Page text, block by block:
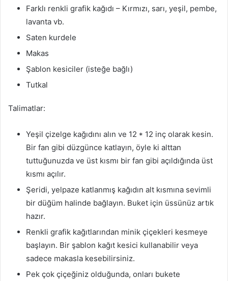
Farklı renkli grafik kağıdı – Kırmızı, sarı, yeşil, pembe,
lavanta vb.
Saten kurdele
Makas
Şablon kesiciler (isteğe bağlı)
Tutkal
Talimatlar:
Yeşil çizelge kağıdını alın ve 12 * 12 inç olarak kesin.
Bir fan gibi düzgünce katlayın, öyle ki alttan
tuttuğunuzda ve üst kısmı bir fan gibi açıldığında üst
kısmı açılır.
Şeridi, yelpaze katlanmış kağıdın alt kısmına sevimli
bir düğüm halinde bağlayın. Buket için üssünüz artık
hazır.
Renkli grafik kağıtlarından minik çiçekleri kesmeye
başlayın. Bir şablon kağıt kesici kullanabilir veya
sadece makasla kesebilirsiniz.
Pek çok çiçeğiniz olduğunda, onları bukete